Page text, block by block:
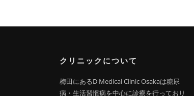
クリニックについて
梅田にあるD Medical Clinic Osakaは糖尿
病・生活習慣病を中心に診療を行っており